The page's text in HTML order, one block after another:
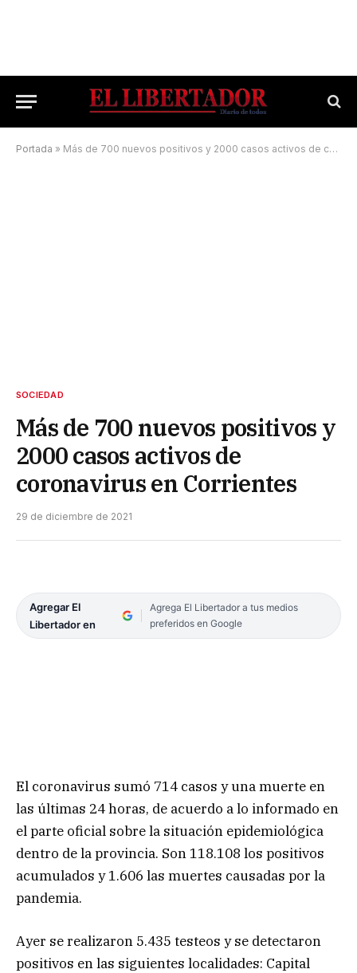
Portada » Más de 700 nuevos positivos y 2000 casos activos de coronavirus en Corrientes
SOCIEDAD
Más de 700 nuevos positivos y
2000 casos activos de
coronavirus en Corrientes
29 de diciembre de 2021
Agregar El
Libertador en
Agrega El Libertador a tus medios
preferidos en Google
El coronavirus sumó 714 casos y una muerte en
las últimas 24 horas, de acuerdo a lo informado en
el parte oficial sobre la situación epidemiológica
dentro de la provincia. Son 118.108 los positivos
acumulados y 1.606 las muertes causadas por la
pandemia.
Ayer se realizaron 5.435 testeos y se detectaron
positivos en las siguientes localidades: Capital